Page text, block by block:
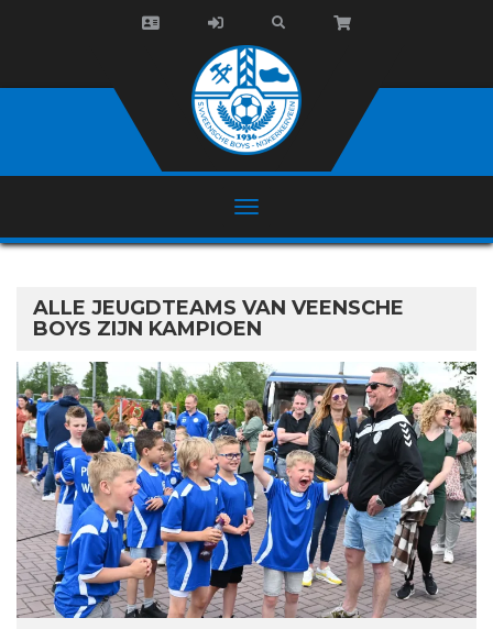
ALLE JEUGDTEAMS VAN VEENSCHE
BOYS ZIJN KAMPIOEN